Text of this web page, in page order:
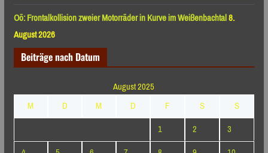
Oö: Frontalkollision zweier Motorräder in Kurve im Weißenbachtal8.
August 2026
Beiträge nach Datum
August 2025
M
D M D F S
S
1
2
3